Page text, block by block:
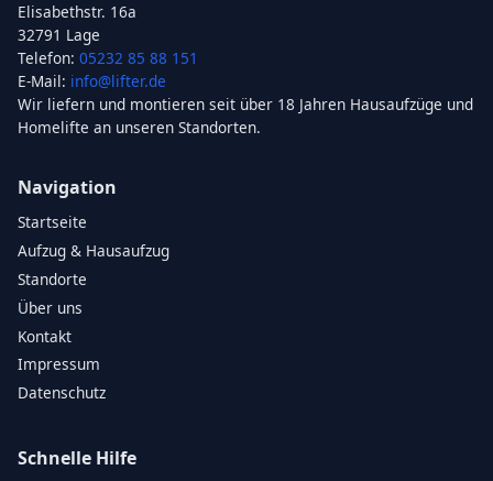
Elisabethstr. 16a
32791 Lage
Telefon: 05232 85 88 151
E-Mail: info@lifter.de
Wir liefern und montieren seit über 18 Jahren Hausaufzüge und
Homelifte an unseren Standorten.
Navigation
Startseite
Aufzug & Hausaufzug
Standorte
Über uns
Kontakt
Impressum
Datenschutz
Schnelle Hilfe